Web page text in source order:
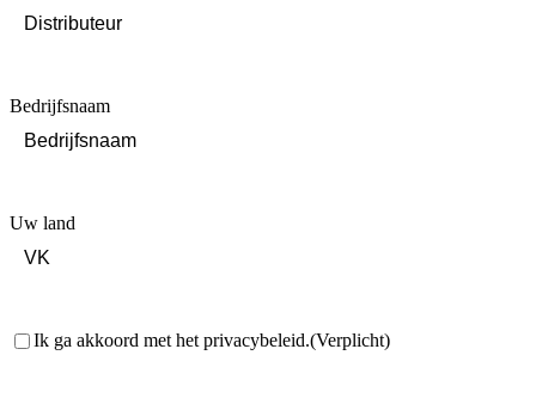
Bedrijfsnaam
Uw land
Toestemming(Verplicht)
Ik ga akkoord met het privacybeleid.(Verplicht)